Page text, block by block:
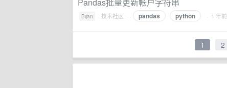
Bijan · 技术社区 · pandas python · 1 年前
1 2